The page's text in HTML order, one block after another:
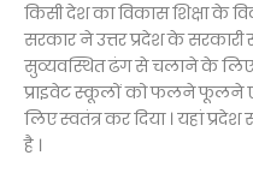
किसी देश का विकास शिक्षा के
सरकार ने उत्तर प्रदेश के सरकारी
सुव्यवस्थित ढंग से चलाने के लिए
प्राइवेट स्कूलों को फलने फूलने
लिए स्वतंत्र कर दिया । यहां
है ।